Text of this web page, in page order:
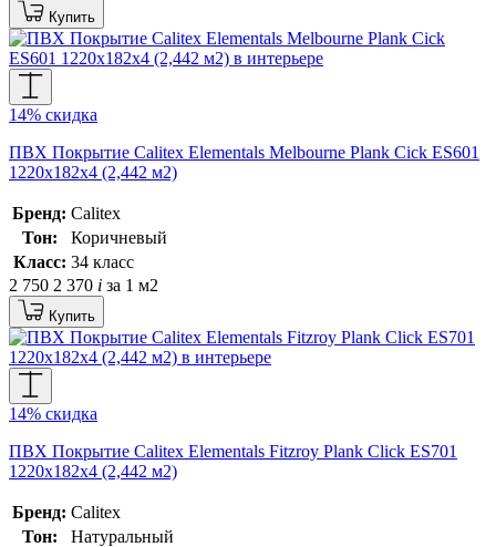
Купить
14% скидка
ПВХ Покрытие Calitex Elementals Melbourne Plank Cick ES601
1220x182x4 (2,442 м2)
Бренд: Calitex
Тон:
Коричневый
Класс: 34 класс
2 750 2 370 i за 1 м2
Купить
14% скидка
ПВХ Покрытие Calitex Elementals Fitzroy Plank Click ES701
1220x182x4 (2,442 м2)
Бренд: Calitex
Тон:
Натуральный